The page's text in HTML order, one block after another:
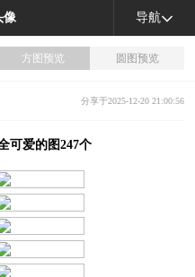
像 导航
方图预览 圆图预览
分享于2025-12-20 21:00:56
可爱的图247个